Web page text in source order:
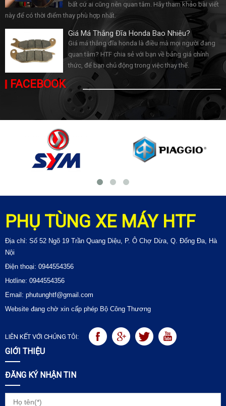
bất cứ ai cũng nên quan tâm. Hãy tham khảo bài viết
này để có thời điểm thay phù hợp nhất.
Giá Má Thắng Đĩa Honda Bao Nhiêu?
Giá má thắng đĩa honda là điều mà mọi người đang
quan tâm? HTF chia sẻ với bạn về bảng giá chính
thức, để bạn chủ động trong việc thay thế.
FACEBOOK
PHỤ TÙNG XE MÁY HTF
Địa chỉ: Số 52 Ngõ 19 Trần Quang Diệu, P. Ô Chợ Dừa, Q. Đống Đa, Hà
Nội
Điện thoại: 0944554356
Hotline: 0944554356
Email: phutunghtf@gmail.com
Website đang chờ xin cấp phép Bộ Công Thương
LIÊN KẾT VỚI CHÚNG TÔI:
GIỚI THIỆU
ĐĂNG KÝ NHẬN TIN